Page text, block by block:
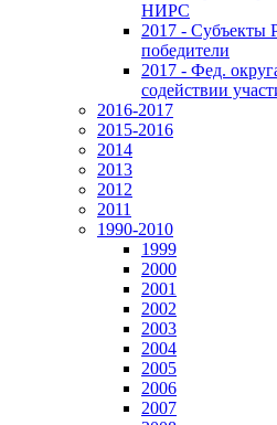
НИРС
2017 -
победители
2017 - Фед.
содействии
2016-2017
2015-2016
2014
2013
2012
2011
1990-2010
1999
2000
2001
2002
2003
2004
2005
2006
2007